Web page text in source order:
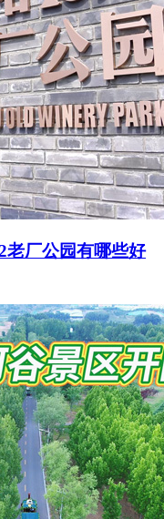
老厂公园有哪些好